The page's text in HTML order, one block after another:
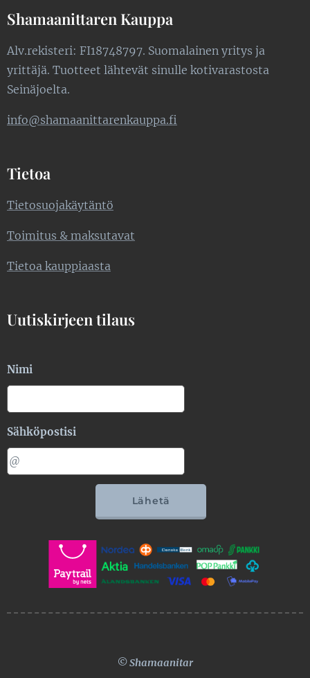
Shamaanittaren Kauppa
Alv.rekisteri: FI18748797. Suomalainen yritys ja
yrittäjä. Tuotteet lähtevät sinulle kotivarastosta
Seinäjoelta.
info@shamaanittarenkauppa.fi
Tietoa
Tietosuojakäytäntö
Toimitus & maksutavat
Tietoa kauppiaasta
Uutiskirjeen tilaus
Nimi
Sähköpostisi
Lähetä
© Shamaanitar